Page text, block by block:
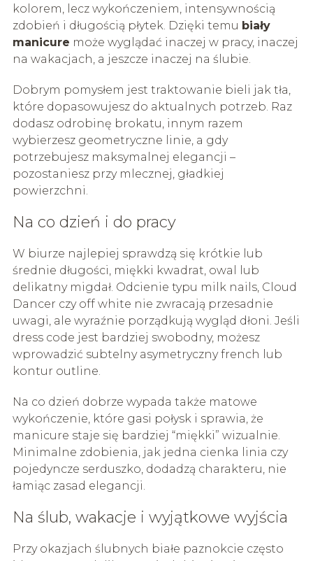
kolorem, lecz wykończeniem, intensywnością
zdobień i długością płytek. Dzięki temu biały
manicure może wyglądać inaczej w pracy, inaczej
na wakacjach, a jeszcze inaczej na ślubie.
Dobrym pomysłem jest traktowanie bieli jak tła,
które dopasowujesz do aktualnych potrzeb. Raz
dodasz odrobinę brokatu, innym razem
wybierzesz geometryczne linie, a gdy
potrzebujesz maksymalnej elegancji –
pozostaniesz przy mlecznej, gładkiej
powierzchni.
Na co dzień i do pracy
W biurze najlepiej sprawdzą się krótkie lub
średnie długości, miękki kwadrat, owal lub
delikatny migdał. Odcienie typu milk nails, Cloud
Dancer czy off white nie zwracają przesadnie
uwagi, ale wyraźnie porządkują wygląd dłoni. Jeśli
dress code jest bardziej swobodny, możesz
wprowadzić subtelny asymetryczny french lub
kontur outline.
Na co dzień dobrze wypada także matowe
wykończenie, które gasi połysk i sprawia, że
manicure staje się bardziej “miękki” wizualnie.
Minimalne zdobienia, jak jedna cienka linia czy
pojedyncze serduszko, dodadzą charakteru, nie
łamiąc zasad elegancji.
Na ślub, wakacje i wyjątkowe wyjścia
Przy okazjach ślubnych białe paznokcie często